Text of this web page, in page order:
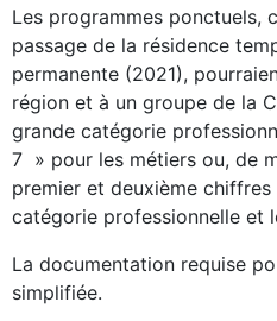
Les programmes ponctuels,
passage de la résidence
permanente (2021),
région et à un groupe de la
grande catégorie
7 » pour les métiers ou, de
premier et deuxième chiffres
catégorie professionnelle et
La documentation requise
simplifiée.